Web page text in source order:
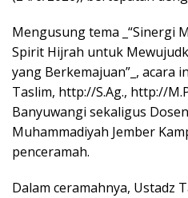
Mengusung tema _“Sinergi
Spirit Hijrah untuk
yang Berkemajuan”_, acara
Taslim, http://S.Ag., http://
Banyuwangi sekaligus
Muhammadiyah Jember
penceramah.
Dalam ceramahnya, Ustadz